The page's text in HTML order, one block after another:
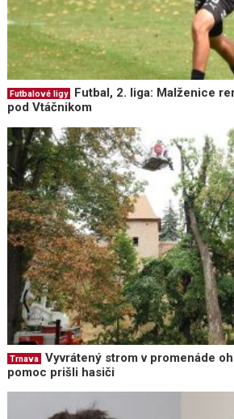
Futbalové ligy
Futbal, 2. liga: Malženice
pod Vtáčnikom
Trnava
Vyvrátený strom v promenáde
pomoc prišli hasiči